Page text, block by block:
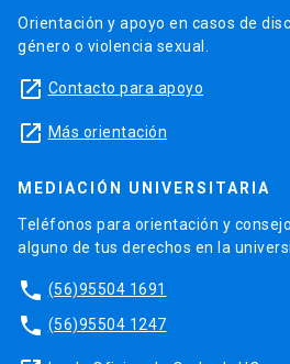
Orientación y apoyo en casos de
género o violencia sexual.
launch Contacto para apoyo
launch Más orientación
MEDIACIÓN UNIVERSITARIA
Teléfonos para orientación y
alguno de tus derechos en la
phone (56)95504 1691
phone (56)95504 1247